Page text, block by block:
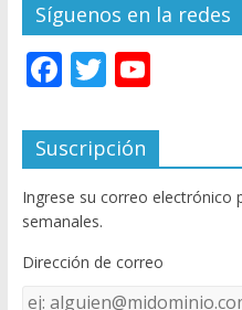
Síguenos en la redes
F
e
b
o
o
k
T
itt
er
Y
u
T
u
e
Suscripción
Ingrese su correo electrónico
semanales.
Dirección de correo
Dirección